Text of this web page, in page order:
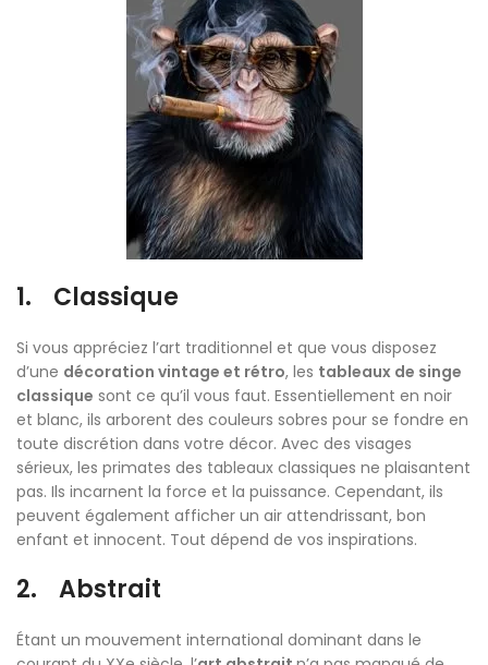
1. Classique
Si vous appréciez l’art traditionnel et que vous disposez
d’une décoration vintage et rétro, les tableaux de singe
classique sont ce qu’il vous faut. Essentiellement en noir
et blanc, ils arborent des couleurs sobres pour se fondre en
toute discrétion dans votre décor. Avec des visages
sérieux, les primates des tableaux classiques ne plaisantent
pas. Ils incarnent la force et la puissance. Cependant, ils
peuvent également afficher un air attendrissant, bon
enfant et innocent. Tout dépend de vos inspirations.
2. Abstrait
Étant un mouvement international dominant dans le